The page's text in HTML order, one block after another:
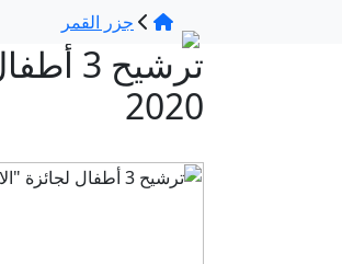
جزر القمر
2020